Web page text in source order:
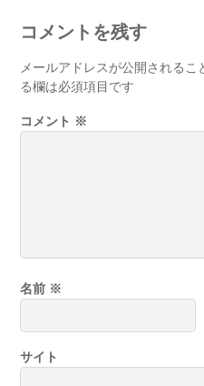
コメントを残す
メールアドレスが公開されるこ
る欄は必須項目です
コメント ※
名前 ※
サイト